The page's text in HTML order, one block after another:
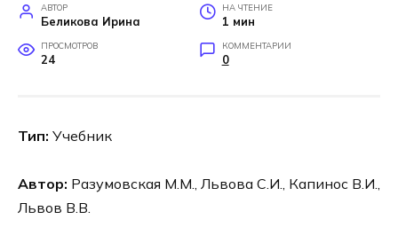
АВТОР
Беликова Ирина
НА ЧТЕНИЕ
1 мин
ПРОСМОТРОВ
24
КОММЕНТАРИИ
0
Тип: Учебник
Автор: Разумовская М.М., Львова С.И., Капинос В.И.,
Львов В.В.